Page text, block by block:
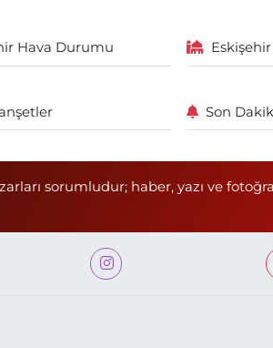
Hava Durumu
Son
sorumludur; haber, yazı ve